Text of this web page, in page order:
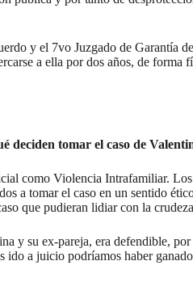
y el 7vo Juzgado de
a ella por dos años, de
deciden tomar el caso de
como Violencia Intrafamiliar.
a tomar el caso en un sentido
que pudieran lidiar con la
y su ex-pareja, era defendible,
ido a juicio podríamos haber